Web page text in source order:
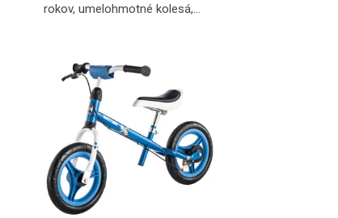
rokov, umelohmotné kolesá,